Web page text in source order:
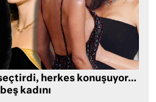
herkes konuşuyor…
kadını